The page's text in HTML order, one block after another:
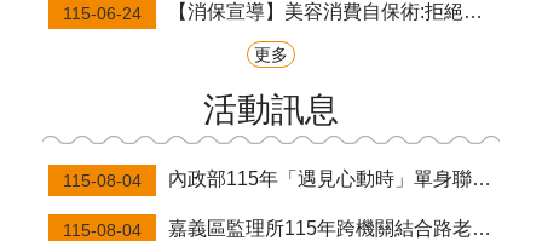
115-06-24 【消保宣導】美容消費自保術:拒絕陷阱，聰明愛美。
更多
活動訊息
115-08-04 內政部115年「遇見心動時」單身聯誼活動，第3、10-14梯次訂於115年8月7日至16日受理報名，歡迎單身男女踴躍參加。
115-08-04 嘉義區監理所115年跨機關結合路老師及高齡者交通安全宣導團研習活動。